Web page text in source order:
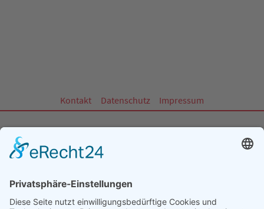
Kontakt Datenschutz Impressum